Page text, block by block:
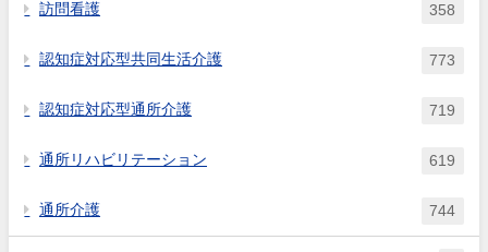
訪問看護 358
認知症対応型共同生活介護 773
認知症対応型通所介護 719
通所リハビリテーション 619
通所介護 744